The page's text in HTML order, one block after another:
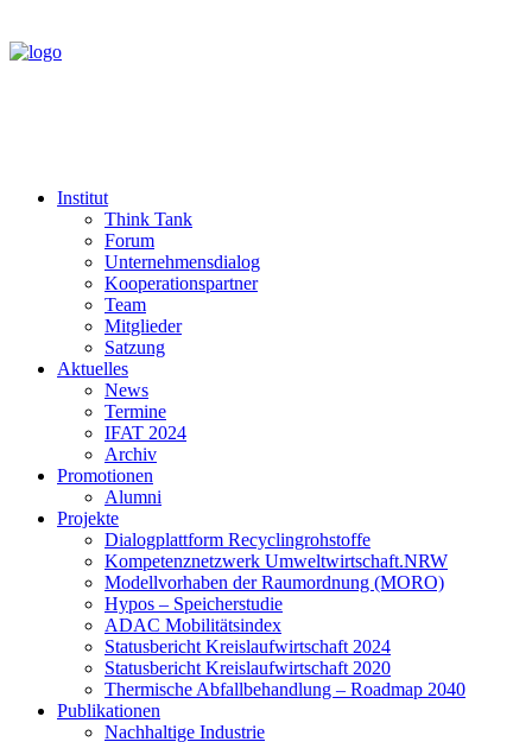
Institut
Think Tank
Forum
Unternehmensdialog
Kooperationspartner
Team
Mitglieder
Satzung
Aktuelles
News
Termine
IFAT 2024
Archiv
Promotionen
Alumni
Projekte
Dialogplattform Recyclingrohstoffe
Kompetenznetzwerk Umweltwirtschaft.NRW
Modellvorhaben der Raumordnung (MORO)
Hypos – Speicherstudie
ADAC Mobilitätsindex
Statusbericht Kreislaufwirtschaft 2024
Statusbericht Kreislaufwirtschaft 2020
Thermische Abfallbehandlung – Roadmap 2040
Publikationen
Nachhaltige Industrie